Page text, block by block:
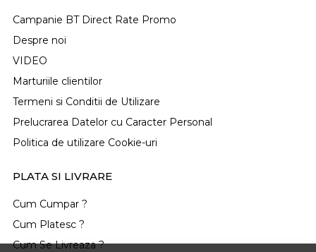
Campanie BT Direct Rate Promo
Despre noi
VIDEO
Marturiile clientilor
Termeni si Conditii de Utilizare
Prelucrarea Datelor cu Caracter Personal
Politica de utilizare Cookie-uri
PLATA SI LIVRARE
Cum Cumpar ?
Cum Platesc ?
Cum Se Livreaza ?